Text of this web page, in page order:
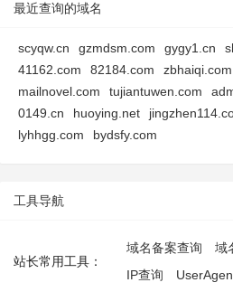
最近查询的域名
scyqw.cn gzmdsm.com gygy1.cn
41162.com
82184.com zbhaiqi.com
mailnovel.com
tujiantuwen.com
0149.cn
huoying.net
lyhhgg.com
bydsfy.com
工具导航
站长常用工具：
域名备案查询 域
IP查询